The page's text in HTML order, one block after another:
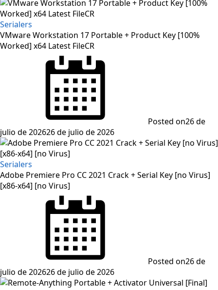
Serialers
VMware Workstation 17 Portable + Product Key [100%
Worked] x64 Latest FileCR
Posted on26 de
julio de 202626 de julio de 2026
Serialers
Adobe Premiere Pro CC 2021 Crack + Serial Key [no Virus]
[x86-x64] [no Virus]
Posted on26 de
julio de 202626 de julio de 2026